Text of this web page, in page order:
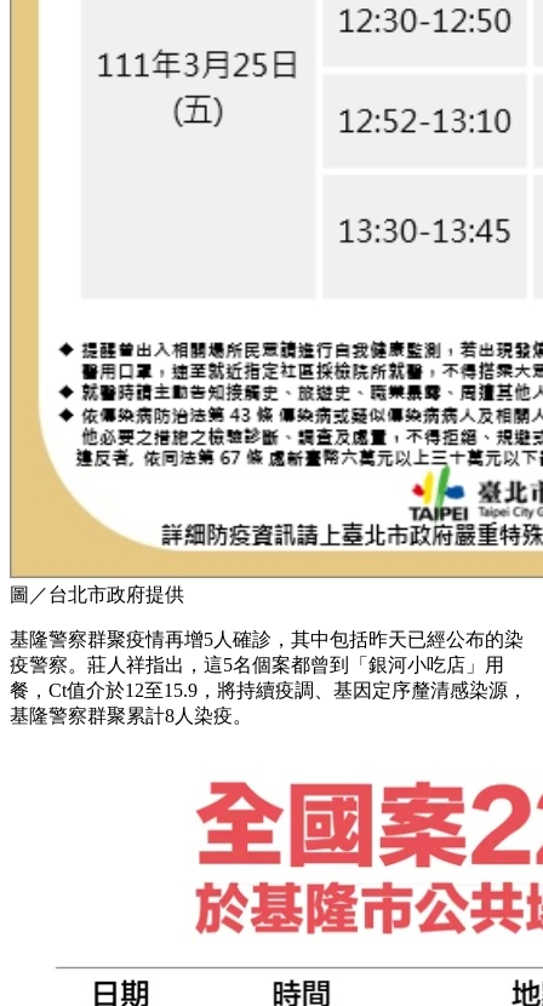
圖／台北市政府提供
基隆警察群聚疫情再增5人確診，其中包括昨天已經公布的染
疫警察。莊人祥指出，這5名個案都曾到「銀河小吃店」用
餐，Ct值介於12至15.9，將持續疫調、基因定序釐清感染源，
基隆警察群聚累計8人染疫。